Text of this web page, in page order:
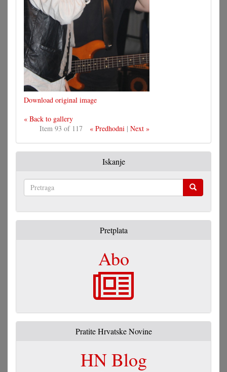
Download original image
« Back to gallery
Item 93 of 117
« Predhodni | Next »
Iskanje
Pretplata
Abo
Pratite Hrvatske Novine
HN Blog